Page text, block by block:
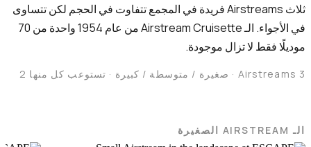
ثلاث Airstreams فريدة في المجمع تتفاوت في الحجم لكن تتساوى
في الأجواء. الـ Airstream Cruisette من عام 1954 واحدة من 70
موديلًا فقط لا تزال موجودة.
3 Airstreams · صغيرة / متوسطة / كبيرة · تستوعب كل منها 2
الـ AIRSTREAM الصغيرة